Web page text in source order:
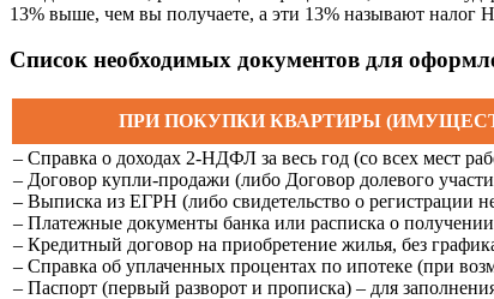
13% выше, чем вы получаете, а эти 13% называют
Список необходимых документов для
ПРИ ПОКУПКИ КВАРТИРЫ
– Справка о доходах 2-НДФЛ за весь год (со всех мест
– Договор купли-продажи (либо Договор долевого
– Выписка из ЕГРН (либо свидетельство о регистрации
– Платежные документы банка или расписка о
– Кредитный договор на приобретение жилья, без
– Справка об уплаченных процентах по ипотеке (при
– Паспорт (первый разворот и прописка) – для